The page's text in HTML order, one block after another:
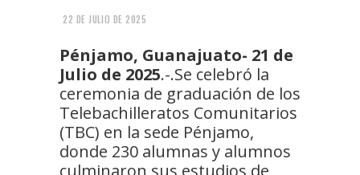
22 DE JULIO DE 2025
Pénjamo, Guanajuato- 21 de
Julio de 2025.-.Se celebró la
ceremonia de graduación de los
Telebachilleratos Comunitarios
(TBC) en la sede Pénjamo,
donde 230 alumnas y alumnos
culminaron sus estudios de